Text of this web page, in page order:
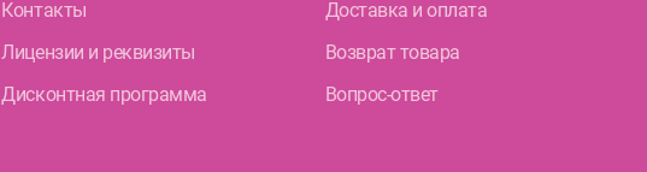
Контакты
Лицензии и реквизиты
Дисконтная программа
Доставка и оплата
Возврат товара
Вопрос-ответ